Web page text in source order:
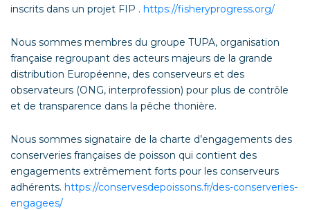
inscrits dans un projet FIP . https://fisheryprogress.org/
Nous sommes membres du groupe TUPA, organisation
française regroupant des acteurs majeurs de la grande
distribution Européenne, des conserveurs et des
observateurs (ONG, interprofession) pour plus de contrôle
et de transparence dans la pêche thonière.
Nous sommes signataire de la charte d’engagements des
conserveries françaises de poisson qui contient des
engagements extrêmement forts pour les conserveurs
adhérents. https://conservesdepoissons.fr/des-conserveries-
engagees/